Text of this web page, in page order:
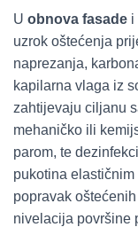
U obnova fasade i
uzrok oštećenja
naprezanja,
kapilarna vlaga iz
zahtijevaju ciljanu
mehaničko ili
parom, te
pukotina
popravak
nivelacija površine